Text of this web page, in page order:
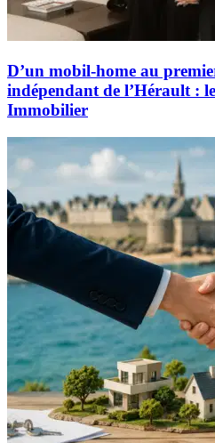
D’un mobil-home au
indépendant de l’Hérault :
Immobilier